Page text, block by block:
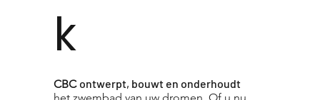
k
CBC ontwerpt, bouwt en onderhoudt